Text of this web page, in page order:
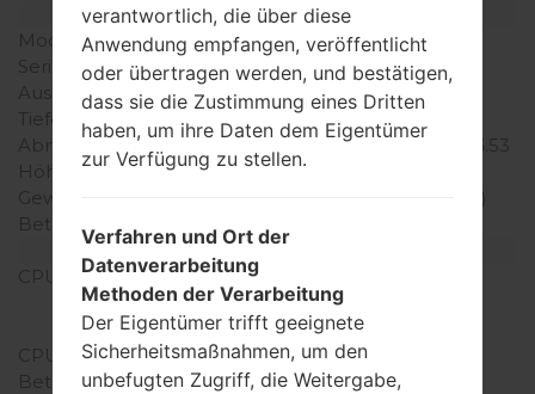
Modell und seine Eigenschaften
Modell
LGX540ZMW
Serie
LG K50S
Ausgabe
August, 2019
Tiefe
8.2 millimeter (0.32 Zoll)
Abmessungen (Breite /
Höhe)
165.8 x 77.5 millimeter (6.53
x 3.0 Zoll)
Gewicht
Betriebssystem
Android 9 Pie
Ausrüstung
CPU
Mediatek MT6762 Helio
P22
CPU-Kerne
Octa-core
Betriebsgedächtnis
3GB
verantwortlich, die über diese
Anwendung empfangen, veröffentlicht
oder übertragen werden, und bestätigen,
dass sie die Zustimmung eines Dritten
haben, um ihre Daten dem Eigentümer
zur Verfügung zu stellen.
Verfahren und Ort der
Datenverarbeitung
Methoden der Verarbeitung
Der Eigentümer trifft geeignete
Sicherheitsmaßnahmen, um den
unbefugten Zugriff, die Weitergabe,